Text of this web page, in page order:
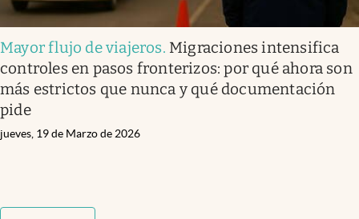
Mayor flujo de viajeros. Migraciones intensifica
controles en pasos fronterizos: por qué ahora son
más estrictos que nunca y qué documentación
pide
jueves, 19 de Marzo de 2026